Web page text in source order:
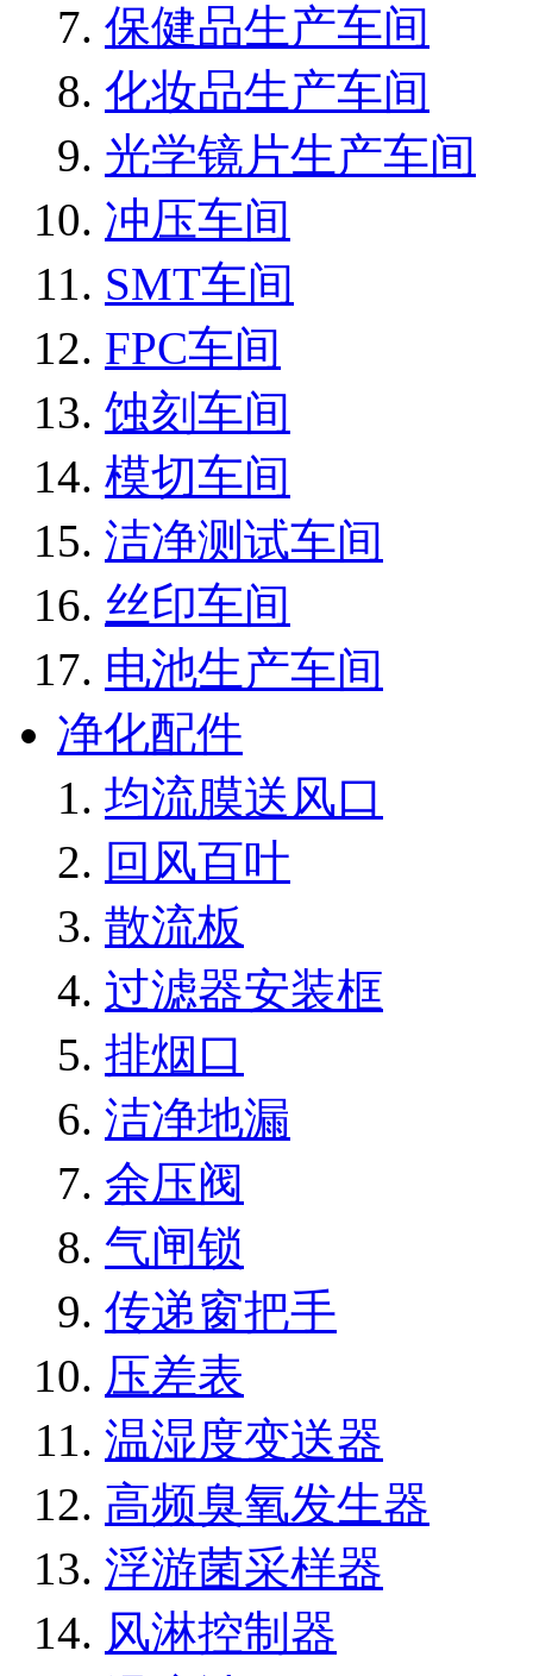
保健品生产车间
化妆品生产车间
光学镜片生产车间
冲压车间
SMT车间
FPC车间
蚀刻车间
模切车间
洁净测试车间
丝印车间
电池生产车间
净化配件
均流膜送风口
回风百叶
散流板
过滤器安装框
排烟口
洁净地漏
余压阀
气闸锁
传递窗把手
压差表
温湿度变送器
高频臭氧发生器
浮游菌采样器
风淋控制器